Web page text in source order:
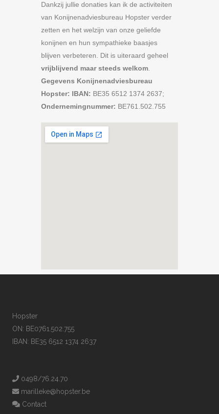
Dankzij jullie donaties kan ik de activiteiten
van Konijnenadviesbureau Hopster verder
zetten en het welzijn van onze geliefde
konijnen en hun sympathieke baasjes
blijven verbeteren. Dit is uiteraard geheel
vrijblijvend maar steeds welkom
Gegevens Konijnenadviesbureau
Hopster: IBAN: BE35 6512 1374 2637;
Ondernemingnummer: BE761.502.755
Hopster
ON: BE0761.502.755
IBAN: BE35 6512 1374 2637
0498/76.24.70
marilleke@hopster.be
Contact